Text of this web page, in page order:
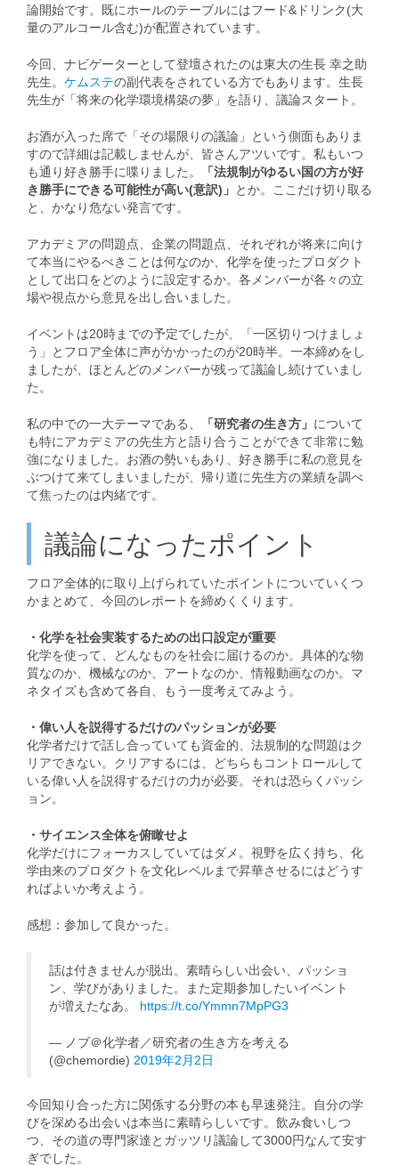
論開始です。既にホールのテーブルにはフード&ドリンク(大
量のアルコール含む)が配置されています。
今回、ナビゲーターとして登壇されたのは東大の生長 幸之助
先生。 ケムステの副代表をされている方でもあります。生長
先生が「将来の化学環境構築の夢」を語り、議論スタート。
お酒が入った席で「その場限りの議論」という側面もありま
すので詳細は記載しませんが、皆さんアツいです。私もいつ
も通り好き勝手に喋りました。
「法規制がゆるい国の方が好
き勝手にできる可能性が高い(意訳)」 とか。ここだけ切り取る
と、かなり危ない発言です。
アカデミアの問題点、企業の問題点、それぞれが将来に向け
て本当にやるべきことは何なのか、化学を使ったプロダクト
として出口をどのように設定するか。各メンバーが各々の立
場や視点から意見を出し合いました。
イベントは20時までの予定でしたが、「一区切りつけましょ
う」とフロア全体に声がかかったのが20時半。一本締めをし
ましたが、ほとんどのメンバーが残って議論し続けていまし
た。
私の中での一大テーマである、 「研究者の生き方」 について
も特にアカデミアの先生方と語り合うことができて非常に勉
強になりました。お酒の勢いもあり、好き勝手に私の意見を
ぶつけて来てしまいましたが、帰り道に先生方の業績を調べ
て焦ったのは内緒です。
議論になったポイント
フロア全体的に取り上げられていたポイントについていくつ
かまとめて、今回のレポートを締めくくります。
・化学を社会実装するための出口設定が重要
化学を使って、どんなものを社会に届けるのか。具体的な物
質なのか、機械なのか、アートなのか、情報動画なのか。マ
ネタイズも含めて各自、もう一度考えてみよう。
・偉い人を説得するだけのパッションが必要
化学者だけで話し合っていても資金的、法規制的な問題はク
リアできない。クリアするには、どちらもコントロールして
いる偉い人を説得するだけの力が必要。それは恐らくパッシ
ョン。
・サイエンス全体を俯瞰せよ
化学だけにフォーカスしていてはダメ。視野を広く持ち、化
学由来のプロダクトを文化レベルまで昇華させるにはどうす
ればよいか考えよう。
感想：参加して良かった。
話は付きませんが脱出。素晴らしい出会い、パッショ
ン、学びがありました。また定期参加したいイベント
が増えたなあ。 https://t.co/Ymmn7MpPG3
— ノブ＠化学者／研究者の生き方を考える
(@chemordie) 2019年2月2日
今回知り合った方に関係する分野の本も早速発注。自分の学
びを深める出会いは本当に素晴らしいです。飲み食いしつ
つ、その道の専門家達とガッツリ議論して3000円なんて安す
ぎでした。